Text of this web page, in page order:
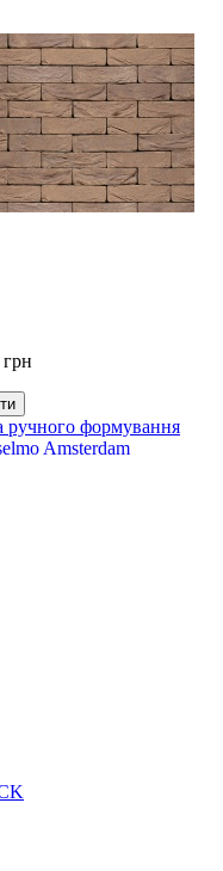
грн
ручного формування
Amsterdam